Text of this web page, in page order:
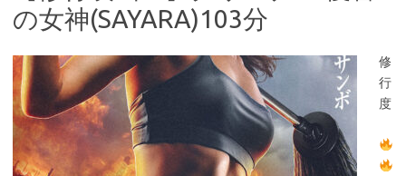
の女神(SAYARA)103分
修
行
度